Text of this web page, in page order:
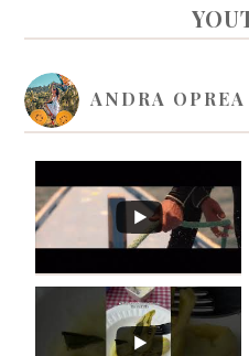
PRIMARY
SIDEBAR
ANDRA OPREA